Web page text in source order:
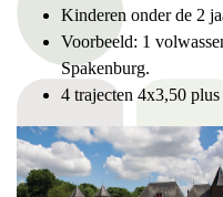
Kinderen onder de 2
Voorbeeld: 1
Spakenburg.
4 trajecten 4x3,50